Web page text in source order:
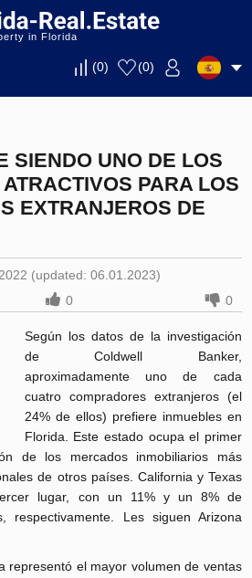
in Florida
(0) (0)
SIENDO UNO DE LOS
PARA LOS
EXTRANJEROS DE
(updated: 06.01.2023)
0 0
Según los datos de la investigación
de Coldwell Banker,
aproximadamente uno de cada
cuatro compradores extranjeros (el
24% de ellos) prefiere inmuebles en
Florida. Este estado ocupa el primer
de los mercados inmobiliarios más
de otros países. California y Texas
lugar, con un 11% y un 8% de
respectivamente. Les siguen Arizona
representó el mayor volumen de ventas